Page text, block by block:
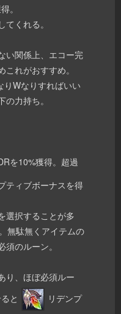
。
くれる。
い関係上、エコー完
れがおすすめ。
りWなりすればいい
力持ち。
を10%獲得。超過
ティブボーナスを得
選択することが多
無駄無くアイテムの
のルーン。
り、ほぼ必須ルー
と
リデンプ